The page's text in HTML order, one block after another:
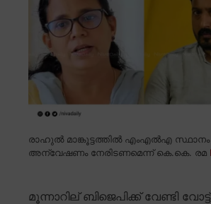
രാഹുൽ മാങ്കൂട്ടത്തിൽ എംഎൽഎ സ്ഥാനം
അന്വേഷണം നേരിടണമെന്ന് കെ.കെ. രമ
മൂന്നാറില് ബിജെപിക്ക് വേണ്ടി വോട്ട്